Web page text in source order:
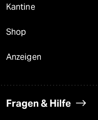
Kantine
Shop
Anzeigen
Fragen & Hilfe